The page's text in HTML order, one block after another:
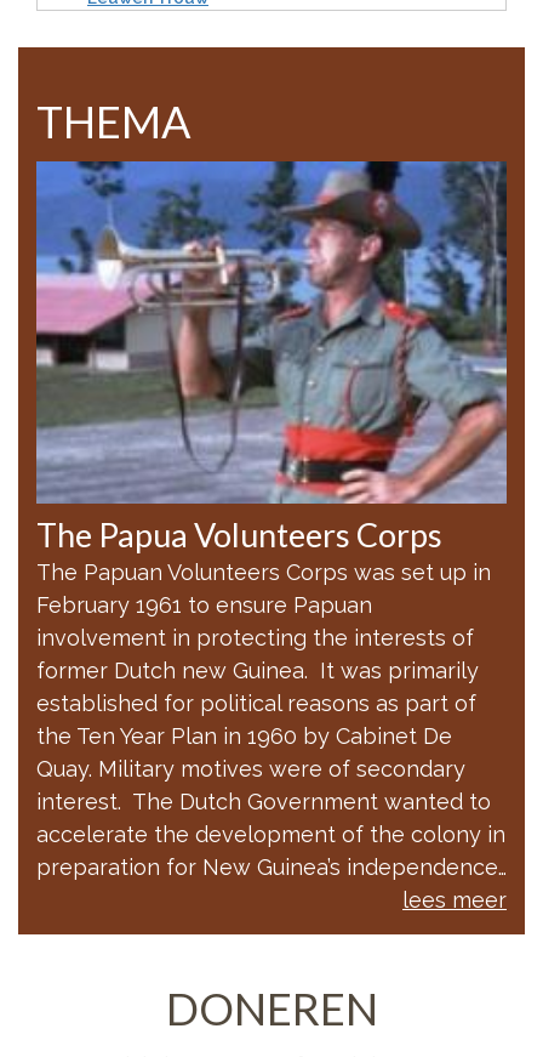
THEMA
The Papua Volunteers Corps
The Papuan Volunteers Corps was set up in
February 1961 to ensure Papuan
involvement in protecting the interests of
former Dutch new Guinea. It was primarily
established for political reasons as part of
the Ten Year Plan in 1960 by Cabinet De
Quay. Military motives were of secondary
interest. The Dutch Government wanted to
accelerate the development of the colony in
preparation for New Guinea’s independence…
lees meer
DONEREN